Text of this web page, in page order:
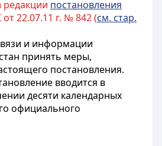
редакции постановления
22.07.11 г. № 842 (см. стар.
и информации
принять меры,
постановления.
вводится в
десяти календарных
официального